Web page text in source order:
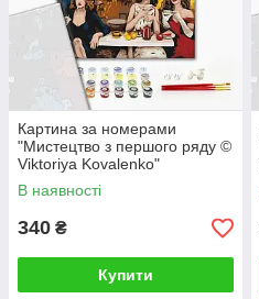
Картина за номерами
"Мистецтво з першого ряду ©
Viktoriya Kovalenko"
PBS52763 40×50 см
В наявності
340 ₴
Купити